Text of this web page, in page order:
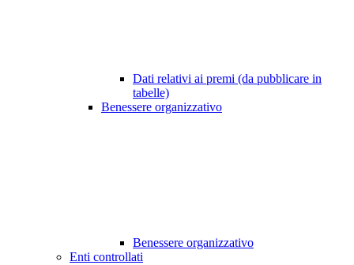
Dati relativi ai premi (da pubblicare in
tabelle)
Benessere organizzativo
Benessere organizzativo
Enti controllati